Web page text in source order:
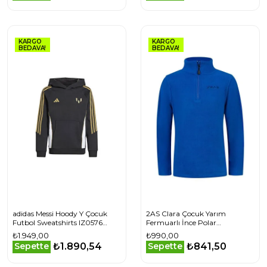
KARGO
BEDAVA!
adidas Messi Hoody Y Çocuk
Futbol Sweatshirts IZ0576
Siyah
₺1.949,00
Sepette ₺1.890,54
KARGO
BEDAVA!
2AS Clara Çocuk Yarım
Fermuarlı İnce Polar
Sweatshirt
2ASCLAMFBFW240336
₺990,00
Sepette ₺841,50